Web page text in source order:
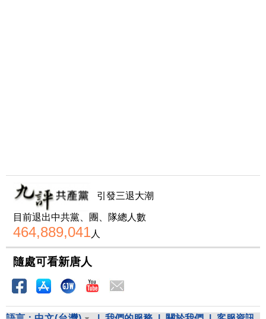
引發三退大潮
目前退出中共黨、團、隊總人數
464,889,041人
隨處可看新唐人